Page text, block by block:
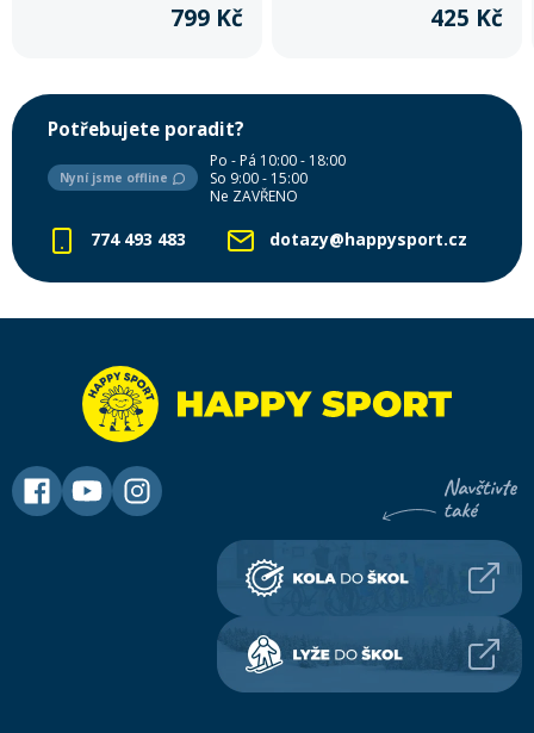
799 Kč 425 Kč
Potřebujete poradit?
Nyní jsme offline
Po - Pá 10:00 - 18:00
So 9:00 - 15:00
Ne ZAVŘENO
774 493 483 dotazy@happysport.cz